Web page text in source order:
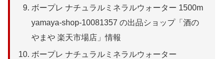
ボープレ ナチュラルミネラルウォーター 1500m
yamaya-shop-10081357 の出品ショップ「酒の
やまや 楽天市場店」情報
ボープレ ナチュラルミネラルウォーター